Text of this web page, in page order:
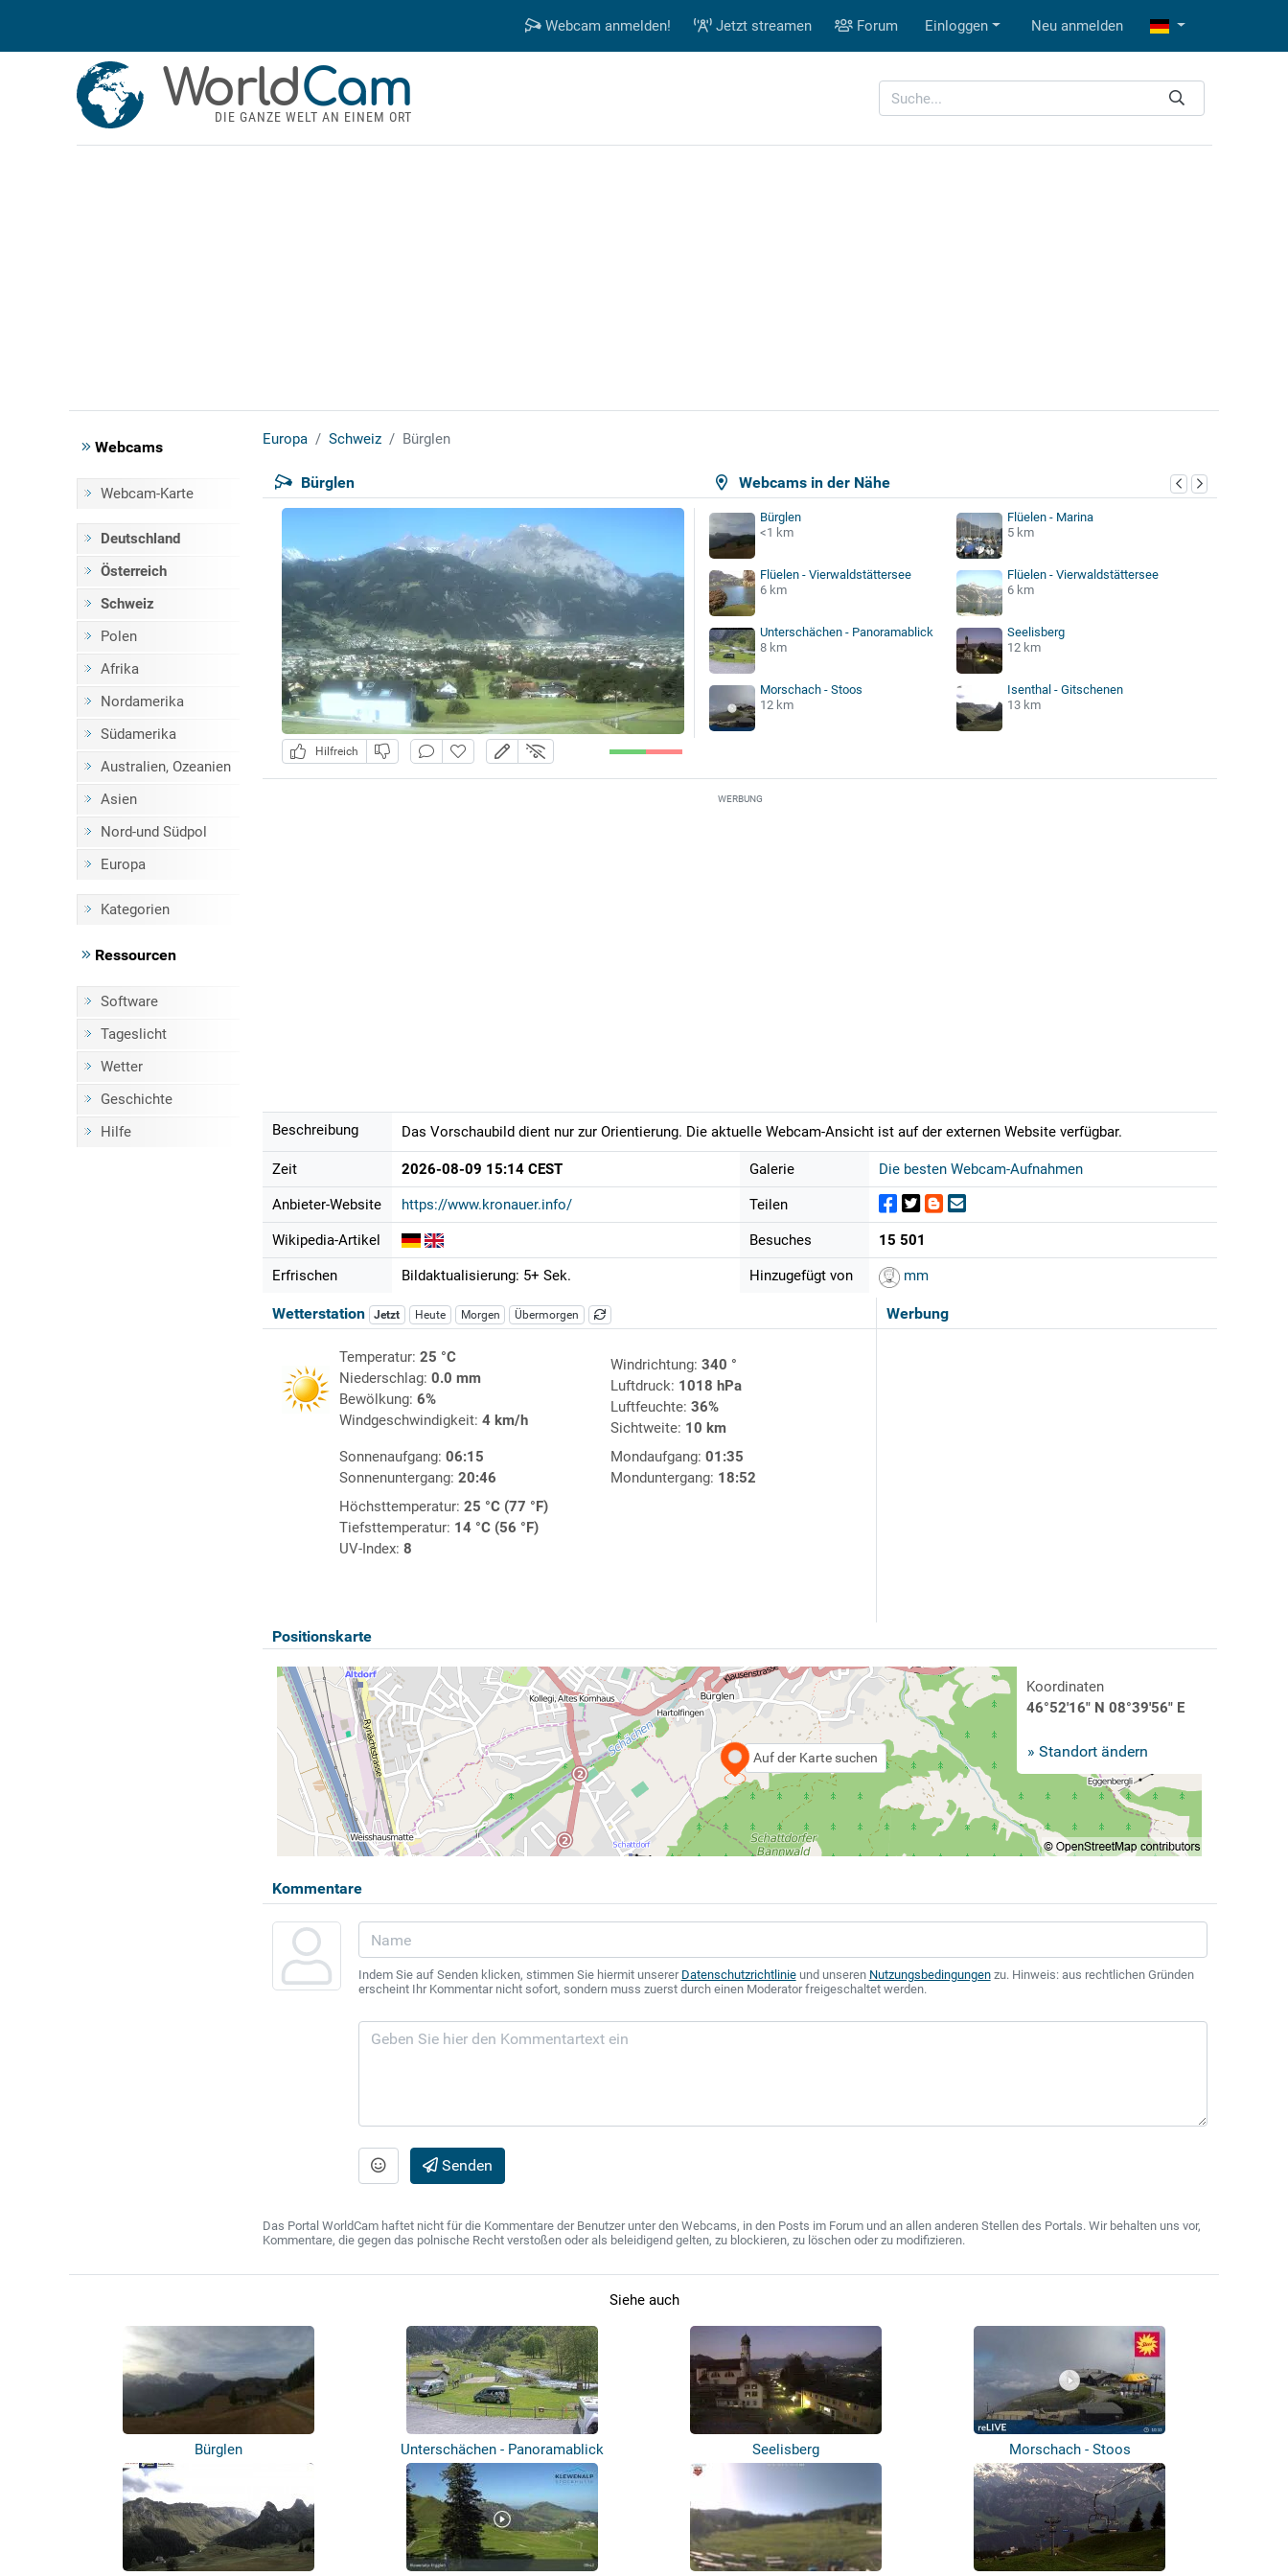
Webcam anmelden! Jetzt streamen Forum Einloggen Neu anmelden
WorldCam
DIE GANZE WELT AN EINEM ORT
Webcams
Webcam-Karte
Deutschland
Österreich
Schweiz
Polen
Afrika
Nordamerika
Südamerika
Australien, Ozeanien
Asien
Nord-und Südpol
Europa
Kategorien
Ressourcen
Software
Tageslicht
Wetter
Geschichte
Hilfe
Europa Schweiz Bürglen
Webcams in der Nähe
Bürglen
Hilfreich
Bürglen
<1 km
Flüelen - Marina
5 km
Flüelen - Vierwaldstättersee
6 km
Flüelen - Vierwaldstättersee
6 km
Unterschächen - Panoramablick
8 km
Seelisberg
12 km
Morschach - Stoos
12 km
Isenthal - Gitschenen
13 km
WERBUNG
Beschreibung Das Vorschaubild dient nur zur Orientierung. Die aktuelle Webcam-Ansicht ist auf der externen Website verfügbar.
Zeit 2026-08-09 15:14 CEST
Anbieter-Website https://www.kronauer.info/
Wikipedia-Artikel
Erfrischen Bildaktualisierung: 5+ Sek.
Galerie Die besten Webcam-Aufnahmen
Teilen
Besuches 15 501
Hinzugefügt von mm
Werbung
Wetterstation Jetzt Heute Morgen Übermorgen
Temperatur: 25 °C
Niederschlag: 0.0 mm
Bewölkung: 6%
Windgeschwindigkeit: 4 km/h
Windrichtung: 340 °
Luftdruck: 1018 hPa
Luftfeuchte: 36%
Sichtweite: 10 km
Sonnenaufgang: 06:15
Sonnenuntergang: 20:46
Mondaufgang: 01:35
Monduntergang: 18:52
Höchsttemperatur: 25 °C (77 °F)
Tiefsttemperatur: 14 °C (56 °F)
UV-Index: 8
Positionskarte
Auf der Karte suchen
Koordinaten
46°52'16" N 08°39'56" E
» Standort ändern
Kommentare
Indem Sie auf Senden klicken, stimmen Sie hiermit unserer Datenschutzrichtlinieund unseren Nutzungsbedingungenzu. Hinweis: aus rechtlichen Gründen
erscheint Ihr Kommentar nicht sofort, sondern muss zuerst durch einen Moderator freigeschaltet werden.
Senden
Das Portal WorldCam haftet nicht für die Kommentare der Benutzer unter den Webcams, in den Posts im Forum und an allen anderen Stellen des Portals. Wir behalten uns vor,
Kommentare, die gegen das polnische Recht verstoßen oder als beleidigend gelten, zu blockieren, zu löschen oder zu modifizieren.
Siehe auch
Bürglen Unterschächen - Panoramablick Seelisberg Morschach - Stoos